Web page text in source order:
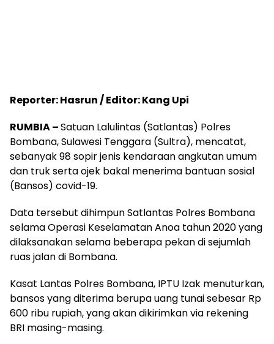
Reporter: Hasrun / Editor: Kang Upi
RUMBIA –Satuan Lalulintas (Satlantas) Polres
Bombana, Sulawesi Tenggara (Sultra), mencatat,
sebanyak 98 sopir jenis kendaraan angkutan umum
dan truk serta ojek bakal menerima bantuan sosial
(Bansos) covid-19.
Data tersebut dihimpun Satlantas Polres Bombana
selama Operasi Keselamatan Anoa tahun 2020 yang
dilaksanakan selama beberapa pekan di sejumlah
ruas jalan di Bombana.
Kasat Lantas Polres Bombana, IPTU Izak menuturkan,
bansos yang diterima berupa uang tunai sebesar Rp
600 ribu rupiah, yang akan dikirimkan via rekening
BRI masing-masing.